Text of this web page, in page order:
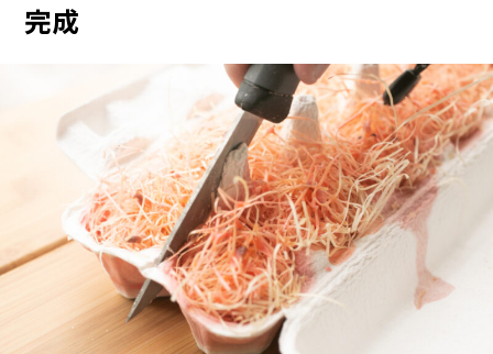
完成